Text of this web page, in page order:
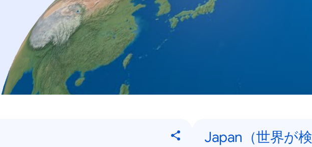
Japan（世界が